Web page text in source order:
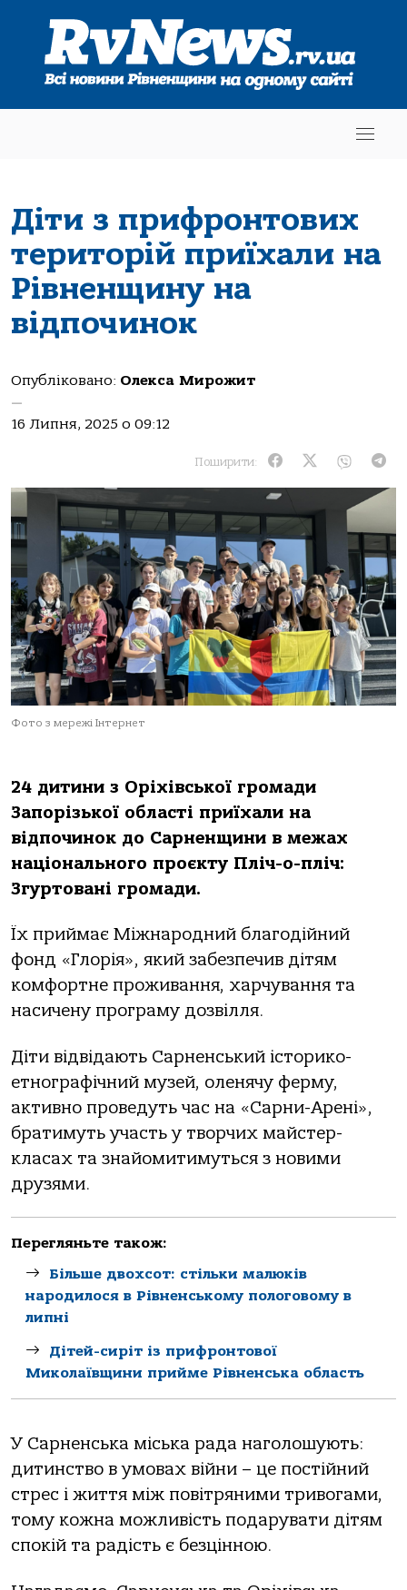
Діти з прифронтових
територій приїхали на
Рівненщину на
відпочинок
Опубліковано: Олекса Мирожит
—
16 Липня, 2025 о 09:12
Поширити:
Фото з мережі Інтернет
24 дитини з Оріхівської громади
Запорізької області приїхали на
відпочинок до Сарненщини в межах
національного проєкту Пліч-о-пліч:
Згуртовані громади.
Їх приймає Міжнародний благодійний
фонд «Глорія», який забезпечив дітям
комфортне проживання, харчування та
насичену програму дозвілля.
Діти відвідають Сарненський історико-
етнографічний музей, оленячу ферму,
активно проведуть час на «Сарни-Арені»,
братимуть участь у творчих майстер-
класах та знайомитимуться з новими
друзями.
Перегляньте також:
Більше двохсот: стільки малюків
народилося в Рівненському пологовому в
липні
Дітей-сиріт із прифронтової
Миколаївщини прийме Рівненська область
У Сарненська міська рада наголошують:
дитинство в умовах війни – це постійний
стрес і життя між повітряними тривогами,
тому кожна можливість подарувати дітям
спокій та радість є безцінною.